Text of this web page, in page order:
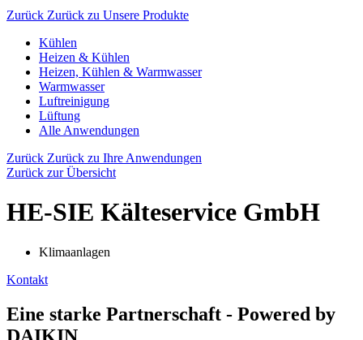
Zurück Zurück zu Unsere Produkte
Kühlen
Heizen & Kühlen
Heizen, Kühlen & Warmwasser
Warmwasser
Luftreinigung
Lüftung
Alle Anwendungen
Zurück Zurück zu Ihre Anwendungen
Zurück zur Übersicht
HE-SIE Kälteservice GmbH
Klimaanlagen
Kontakt
Eine starke Partnerschaft - Powered by
DAIKIN